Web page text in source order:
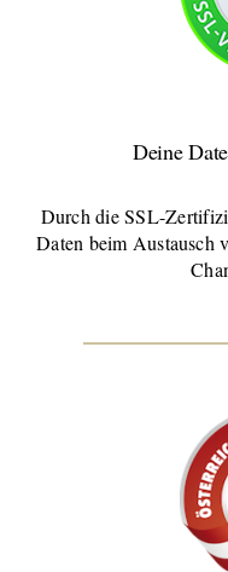
Deine
Durch die SSL-
Daten beim Austausch